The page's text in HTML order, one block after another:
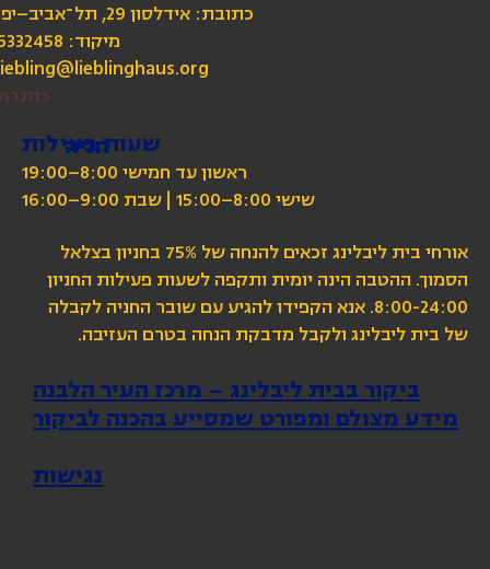
כתובת: אידלסון 29, תל־אביב–יפו
מיקוד: 6332458
שעות פעילות
ראשון עד חמישי 8:00–19:00
שישי 8:00–15:00 | שבת 9:00–16:00
אורחי בית ליבלינג זכאים להנחה של 75% בחניון בצלאל
הסמוך. ההטבה הינה יומית ותקפה לשעות פעילות החניון
8:00-24:00. אנא הקפידו להגיע עם שובר החניה לקבלה
של בית ליבלינג ולקבל מדבקת הנחה בטרם העזיבה.
ביקור בבית ליבלינג – מרכז העיר הלבנה
מידע מצולם ומפורט שמסייע בהכנה לביקור
נגישות
חניה